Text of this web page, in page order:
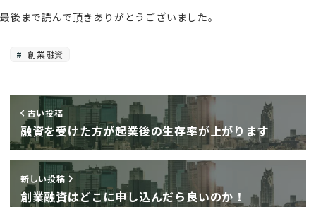
最後まで読んで頂きありがとうございました。
創業融資
古い投稿
融資を受けた方が起業後の生存率が上がります
新しい投稿
創業融資はどこに申し込んだら良いのか！